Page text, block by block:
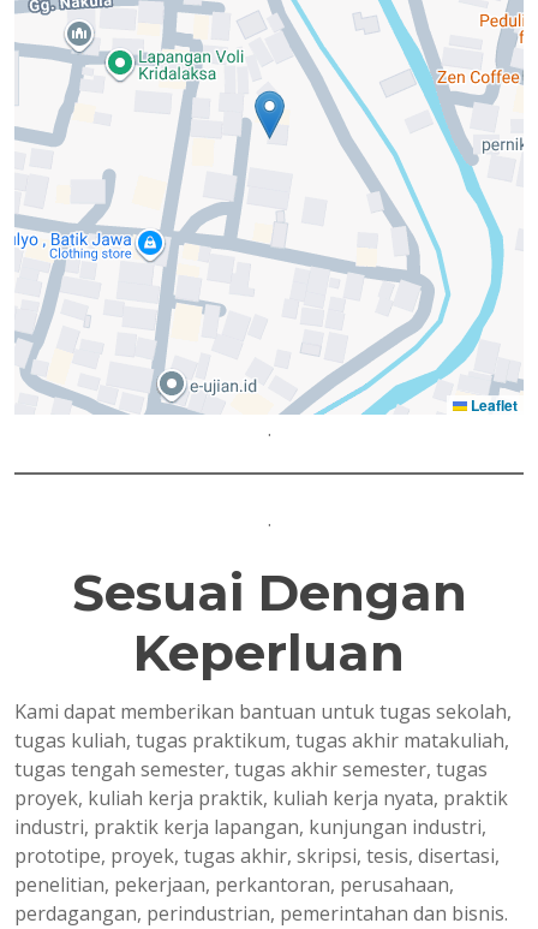
Leaflet
.
.
Sesuai Dengan
Keperluan
Kami dapat memberikan bantuan untuk tugas sekolah,
tugas kuliah, tugas praktikum, tugas akhir matakuliah,
tugas tengah semester, tugas akhir semester, tugas
proyek, kuliah kerja praktik, kuliah kerja nyata, praktik
industri, praktik kerja lapangan, kunjungan industri,
prototipe, proyek, tugas akhir, skripsi, tesis, disertasi,
penelitian, pekerjaan, perkantoran, perusahaan,
perdagangan, perindustrian, pemerintahan dan bisnis.